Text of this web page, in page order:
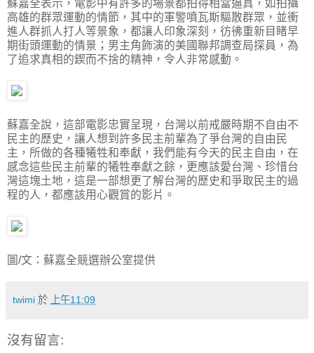
蘇嘉全表示，電影中有許多的場景都拍得相當逼真，如拍攝
高雄的群眾運動的情節，其中的軍警噴瓦斯驅散群眾，並衝
進人群抓人打人等景象，都讓人印象深刻，彷彿重新目睹早
期街頭運動的情景；男主角飾演的美國聯邦調查局探員，為
了追求真相的鍥而不捨的精神，令人非常感動。
蘇嘉全說，這部電影忠實呈現，台灣以前戒嚴時期不自由不
民主的歷史，讓人想到許多民主前輩為了爭台灣的自由民
主，所做的各種犧牲和奉獻，我們能有今天的民主自由，在
感念這些民主前輩的犧牲奉獻之餘，更應該愛台灣、珍惜台
灣這塊土地，這是一部想更了解台灣的歷史和爭取民主的過
程的人，都應該用心觀賞的影片。
圖/文：蘇嘉全競選辦公室提供
twimi 於 上午11:09
沒有留言: